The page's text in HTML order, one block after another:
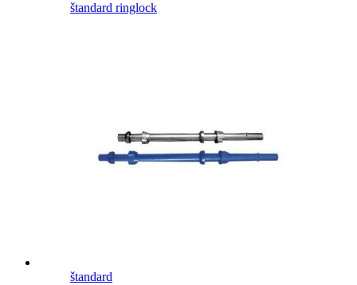
štandard ringlock
štandard